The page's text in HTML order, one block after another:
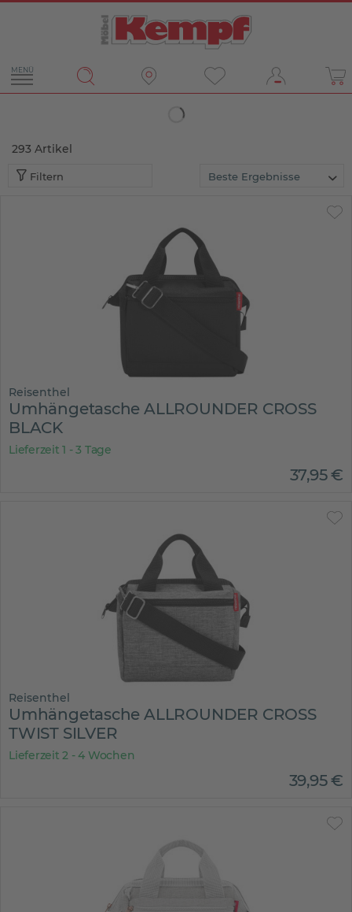
MENÜ
293 Artikel
Filtern
Reisenthel
Umhängetasche ALLROUNDER CROSS
BLACK
Lieferzeit 1 - 3 Tage
37,95€
Reisenthel
Umhängetasche ALLROUNDER CROSS
TWIST SILVER
Lieferzeit 2 - 4 Wochen
39,95€